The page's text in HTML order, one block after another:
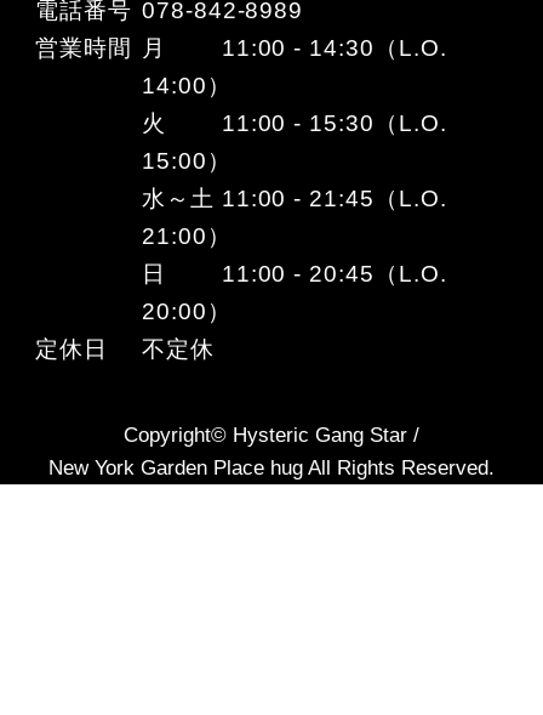
電話番号 078-842-8989
営業時間
月 11:00 - 14:30（L.O.
14:00）
火 11:00 - 15:30（L.O.
15:00）
水～土 11:00 - 21:45（L.O.
21:00）
日 11:00 - 20:45（L.O.
20:00）
定休日
不定休
Copyright© Hysteric Gang Star /
New York Garden Place hug All Rights Reserved.